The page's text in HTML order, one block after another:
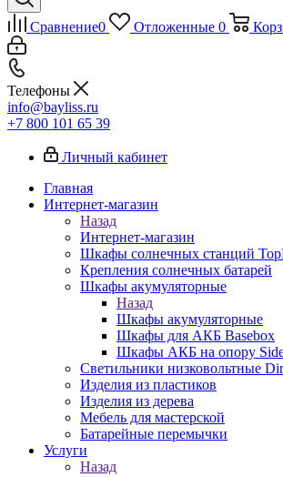
Сравнение0 Отложенные 0
Телефоны
info@bayliss.ru
+7 800 101 65 39
Личный кабинет
Главная
Интернет-магазин
Назад
Интернет-магазин
Шкафы солнечных станций
Крепления солнечных батарей
Шкафы акумуляторные
Назад
Шкафы акумуляторные
Шкафы для АКБ Basebox
Шкафы АКБ на опору
Светильники низковольтные
Изделия из пластиков
Изделия из дерева
Мебель для мастерской
Батарейные перемычки
Услуги
Назад